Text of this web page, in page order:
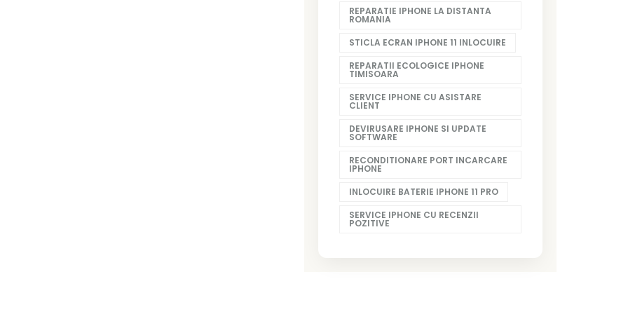
REPARATIE IPHONE LA DISTANTA
ROMANIA
STICLA ECRAN IPHONE 11 INLOCUIRE
REPARATII ECOLOGICE IPHONE
TIMISOARA
SERVICE IPHONE CU ASISTARE
CLIENT
DEVIRUSARE IPHONE SI UPDATE
SOFTWARE
RECONDITIONARE PORT INCARCARE
IPHONE
INLOCUIRE BATERIE IPHONE 11 PRO
SERVICE IPHONE CU RECENZII
POZITIVE